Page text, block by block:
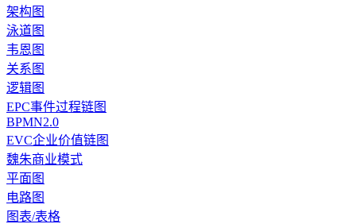
架构图
泳道图
韦恩图
关系图
逻辑图
EPC事件过程链图
BPMN2.0
EVC企业价值链图
魏朱商业模式
平面图
电路图
图表/表格